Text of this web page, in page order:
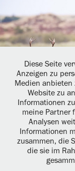
Diese Seite
Anzeigen zu
Medien
Website zu
Informationen
meine Partner
Analysen
Informationen
zusammen, die
die sie im